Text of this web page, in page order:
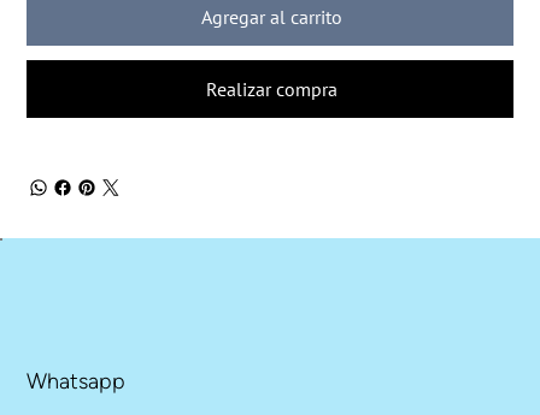
Agregar al carrito
Realizar compra
Whatsapp